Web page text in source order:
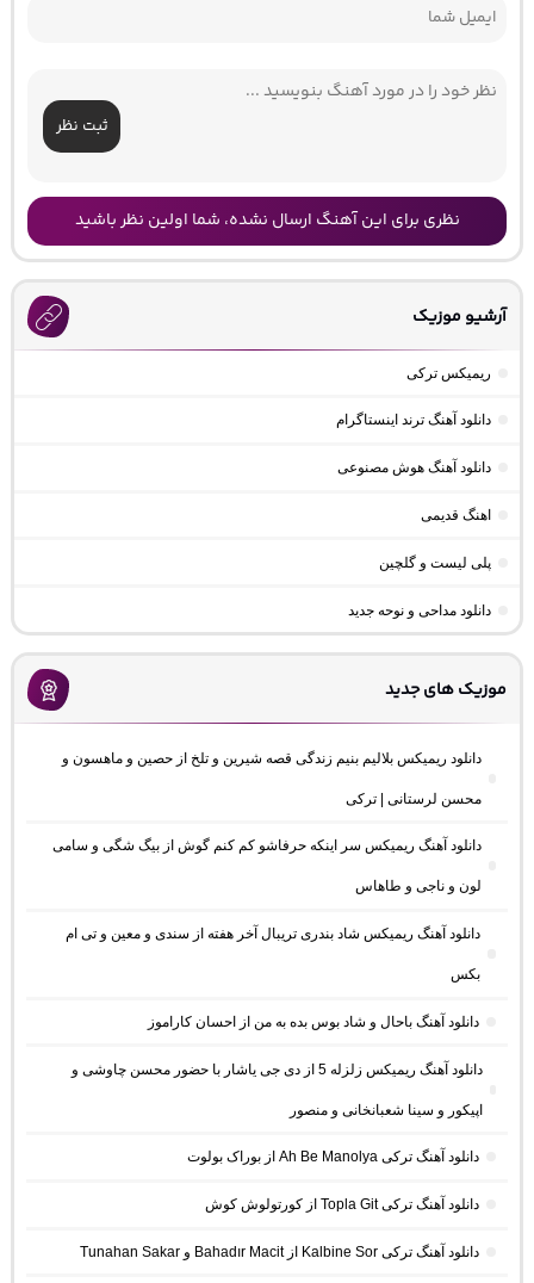
ثبت نظر
نظری برای این آهنگ ارسال نشده، شما اولین نظر باشید
آرشیو موزیک
ریمیکس ترکی
دانلود آهنگ ترند اینستاگرام
دانلود آهنگ هوش مصنوعی
اهنگ قدیمی
پلی لیست و گلچین
دانلود مداحی و نوحه جدید
موزیک های جدید
دانلود ریمیکس بلالیم بنیم زندگی قصه شیرین و تلخ از حصین و ماهسون و
محسن لرستانی | ترکی
دانلود آهنگ ریمیکس سر اینکه حرفاشو کم کنم گوش از بیگ شگی و سامی
لون و ناجی و طاهاس
دانلود آهنگ ریمیکس شاد بندری تریبال آخر هفته از سندی و معین و تی ام
بکس
دانلود آهنگ باحال و شاد بوس بده به من از احسان کاراموز
دانلود آهنگ ریمیکس زلزله 5 از دی جی یاشار با حضور محسن چاوشی و
اپیکور و سینا شعبانخانی و منصور
دانلود آهنگ ترکی Ah Be Manolya از بوراک بولوت
دانلود آهنگ ترکی Topla Git از کورتولوش کوش
دانلود آهنگ ترکی Kalbine Sor از Bahadır Macit و Tunahan Sakar